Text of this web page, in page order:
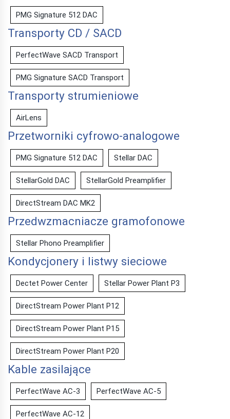
PMG Signature 512 DAC
Transporty CD / SACD
PerfectWave SACD Transport
PMG Signature SACD Transport
Transporty strumieniowe
AirLens
Przetworniki cyfrowo-analogowe
PMG Signature 512 DAC Stellar DAC
StellarGold DAC StellarGold Preamplifier
DirectStream DAC MK2
Przedwzmacniacze gramofonowe
Stellar Phono Preamplifier
Kondycjonery i listwy sieciowe
Dectet Power Center Stellar Power Plant P3
DirectStream Power Plant P12
DirectStream Power Plant P15
DirectStream Power Plant P20
Kable zasilające
PerfectWave AC-3 PerfectWave AC-5
PerfectWave AC-12